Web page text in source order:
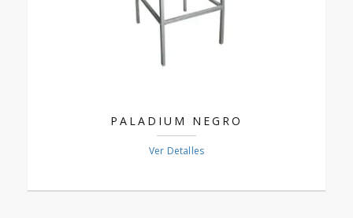
PALADIUM NEGRO
Ver Detalles